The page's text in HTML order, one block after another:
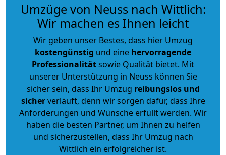
Umzüge von Neuss nach Wittlich:
Wir machen es Ihnen leicht
Wir geben unser Bestes, dass hier Umzug
kostengünstig und eine hervorragende
Professionalitätsowie Qualität bietet. Mit
unserer Unterstützung in Neuss können Sie
sicher sein, dass Ihr Umzug reibungslos und
sicherverläuft, denn wir sorgen dafür, dass Ihre
Anforderungen und Wünsche erfüllt werden. Wir
haben die besten Partner, um Ihnen zu helfen
und sicherzustellen, dass Ihr Umzug nach
Wittlich ein erfolgreicher ist.